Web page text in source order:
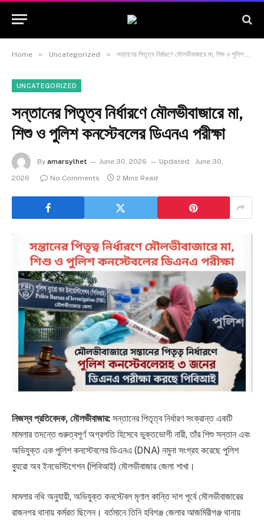
Home » Uncategorized » সন্তানের পিতৃত্ব নির্ধারণে মৌলভীবাজারে মা, শিশু ও পুলিশ কনস্টেবলের ডিএনএ পরীক্ষা
UNCATEGORIZED
সন্তানের পিতৃত্ব নির্ধারণে মৌলভীবাজারে মা,
শিশু ও পুলিশ কনস্টেবলের ডিএনএ পরীক্ষা
By amarsylhet June 30, 2026 Updated: June 30,
2026
No Comments 2 Mins Read
নিজস্ব প্রতিবেদক, মৌলভীবাজার: সন্তানের পিতৃত্ব নির্ধারণ সংক্রান্ত একটি
মামলার তদন্তে গুরুত্বপূর্ণ অগ্রগতি হিসেবে ভুক্তভোগী নারী, তাঁর শিশু সন্তান এবং
অভিযুক্ত এক পুলিশ কনস্টেবলের ডিএনএ (DNA) নমুনা সংগ্রহ করেছে পুলিশ
ব্যুরো অব ইনভেস্টিগেশন (পিবিআই) মৌলভীবাজার জেলা শাখা।
মামলার নথি অনুযায়ী, অভিযুক্ত কনস্টেবল মৃণাল কান্তি দাশ পূর্বে মৌলভীবাজারের
রাজনগর থানায় কর্মরত ছিলেন। বর্তমানে তিনি হবিগঞ্জ জেলার আজমিরীগঞ্জ থানায়